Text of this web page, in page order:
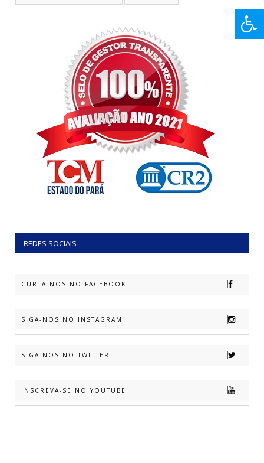
REDES SOCIAIS
CURTA-NOS NO FACEBOOK
SIGA-NOS NO INSTAGRAM
SIGA-NOS NO TWITTER
INSCREVA-SE NO YOUTUBE